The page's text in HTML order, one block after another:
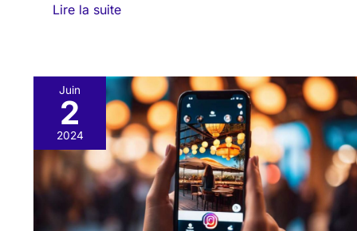
Lire la suite
Juin
2
2024
Storytelling
digital
:
créer
histoire